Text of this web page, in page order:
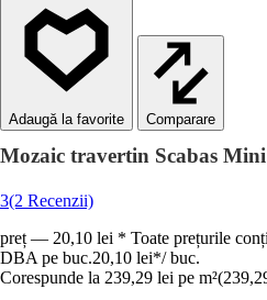
Comparare
Mozaic travertin Scabas
3(2 Recenzii)
preț — 20,10 lei * Toate prețurile
DBA pe buc.20,10 lei*/ buc.
Corespunde la 239,29 lei pe m²(